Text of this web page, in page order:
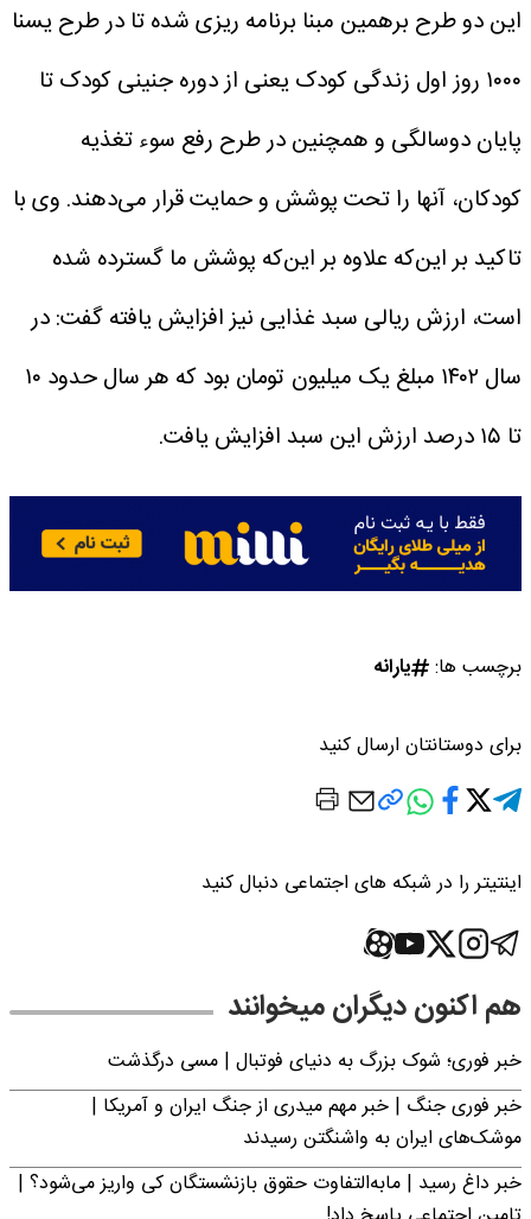
این دو طرح برهمین مبنا برنامه ریزی شده تا در طرح یسنا
۱۰۰۰ روز اول زندگی کودک یعنی از دوره جنینی کودک تا
پایان دوسالگی و همچنین در طرح رفع سوء تغذیه
کودکان، آنها را تحت پوشش و حمایت قرار می‌دهند. وی با
تاکید بر این‌که علاوه بر این‌که پوشش ما گسترده شده
است، ارزش ریالی سبد غذایی نیز افزایش یافته گفت: در
سال ۱۴۰۲ مبلغ یک میلیون تومان بود که هر سال حدود ۱۰
تا ۱۵ درصد ارزش این سبد افزایش یافت.
برچسب ها: یارانه
برای دوستانتان ارسال کنید
اینتیتر را در شبکه های اجتماعی دنبال کنید
هم اکنون دیگران میخوانند
خبر فوری؛‌ شوک بزرگ به دنیای فوتبال | مسی درگذشت
خبر فوری جنگ | خبر مهم میدری از جنگ ایران و آمریکا |
موشک‌های ایران به واشنگتن رسیدند
خبر داغ رسید | مابه‌التفاوت حقوق بازنشستگان کی واریز می‌شود؟ |